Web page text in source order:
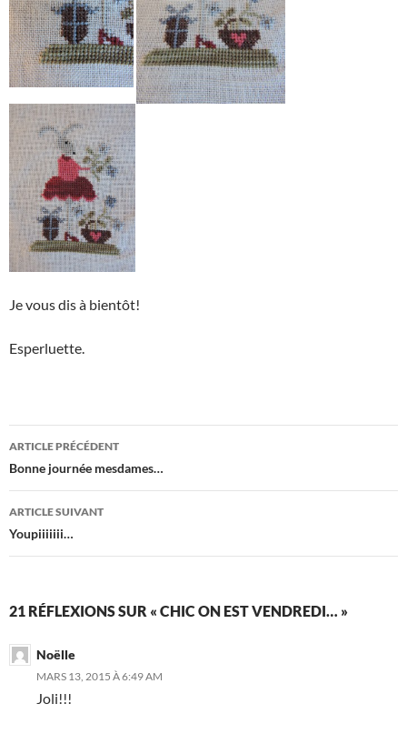
Je vous dis à bientôt!
Esperluette.
Navigation
des
articles
ARTICLE PRÉCÉDENT
Bonne journée mesdames…
ARTICLE SUIVANT
Youpiiiiiii…
21 RÉFLEXIONS SUR « CHIC ON EST VENDREDI… »
Noëlle
MARS 13, 2015 À 6:49 AM
Joli!!!